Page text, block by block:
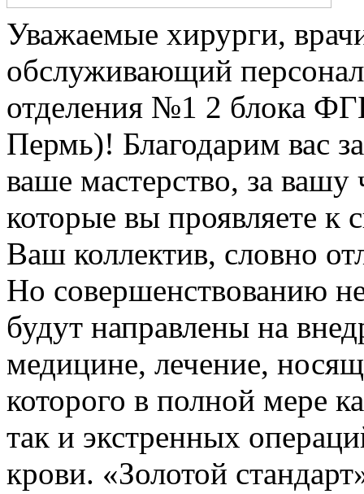
Уважаемые хирурги,
обслуживающий
отделения №1 2 блока
Пермь)! Благодарим вас
ваше мастерство, за
которые вы проявляете к
Ваш коллектив, словно
Но совершенствованию
будут направлены на
медицине, лечение,
которого в полной мере
так и экстренных
крови. «Золотой